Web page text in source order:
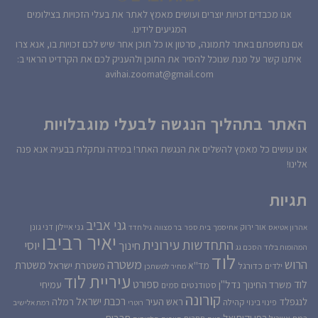
אנו מכבדים זכויות יוצרים ועושים מאמץ לאתר את בעלי הזכויות בצילומים
המגיעים לידינו.
אם נחשפתם באתר לתמונה, סרטון או כל תוכן אחר שיש לכם זכויות בו, אנא צרו
איתנו קשר על מנת שנוכל להסיר את התוכן ולהעניק לכם את הקרדיט הראוי ב:
avihai.zoomat@gmail.com
האתר בתהליך הנגשה לבעלי מוגבלויות
אנו עושים כל מאמץ להשלים את הנגשת האתר! במידה ונתקלת בבעיה אנא פנה
אלינו!
תגיות
אהרון אטיאס אור ירוק אחיסמך בית ספר בר מצווה גיל חדד גני אביב גני איילון דני גונן
המהומות בלוד הסכם גג התחדשות עירוניתחינוך יאיר רביבו יוסי
הרוש ילדים כדורגל לוד מד''א מחיר למשתכן משטרה משטרת ישראל משטרת
לוד משרד החינוך נדל''ן סטודנטים סמים ספורט עיריית לוד עמיחי
לנגפלד פינוי בינוי קהילה קורונה ראש העיר רוטרי רכבת ישראל רמלה רמת אלישיב